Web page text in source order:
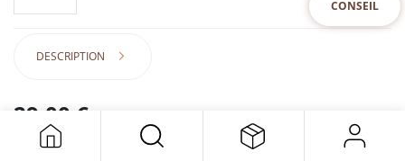
CONSEIL
DESCRIPTION
29,00 €